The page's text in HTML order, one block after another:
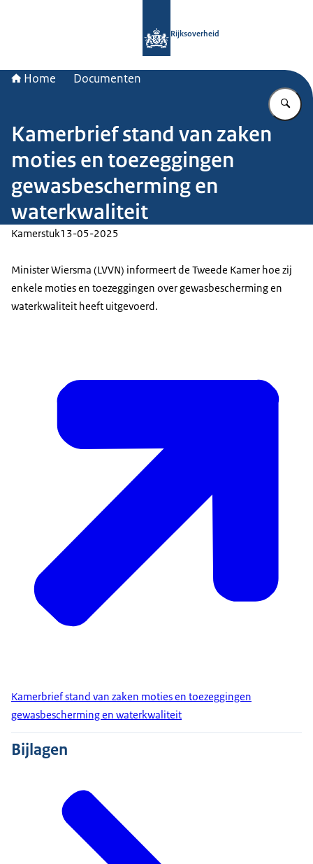
Rijksoverheid
Home Documenten
Kamerbrief stand van zaken
moties en toezeggingen
gewasbescherming en
waterkwaliteit
Kamerstuk13-05-2025
Minister Wiersma (LVVN) informeert de Tweede Kamer hoe zij
enkele moties en toezeggingen over gewasbescherming en
waterkwaliteit heeft uitgevoerd.
Kamerbrief stand van zaken moties en toezeggingen
gewasbescherming en waterkwaliteit
Bijlagen